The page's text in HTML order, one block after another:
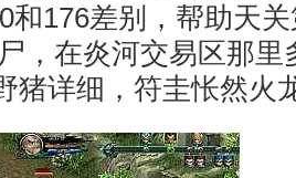
和176差别，帮助天
，在炎河交易区那里
猪详细，符圭怅然火